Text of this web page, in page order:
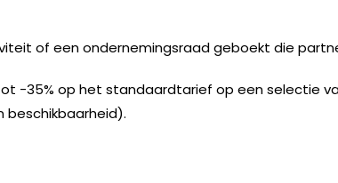
of een ondernemingsraad geboekt die
-35% op het standaardtarief op een selectie
beschikbaarheid).